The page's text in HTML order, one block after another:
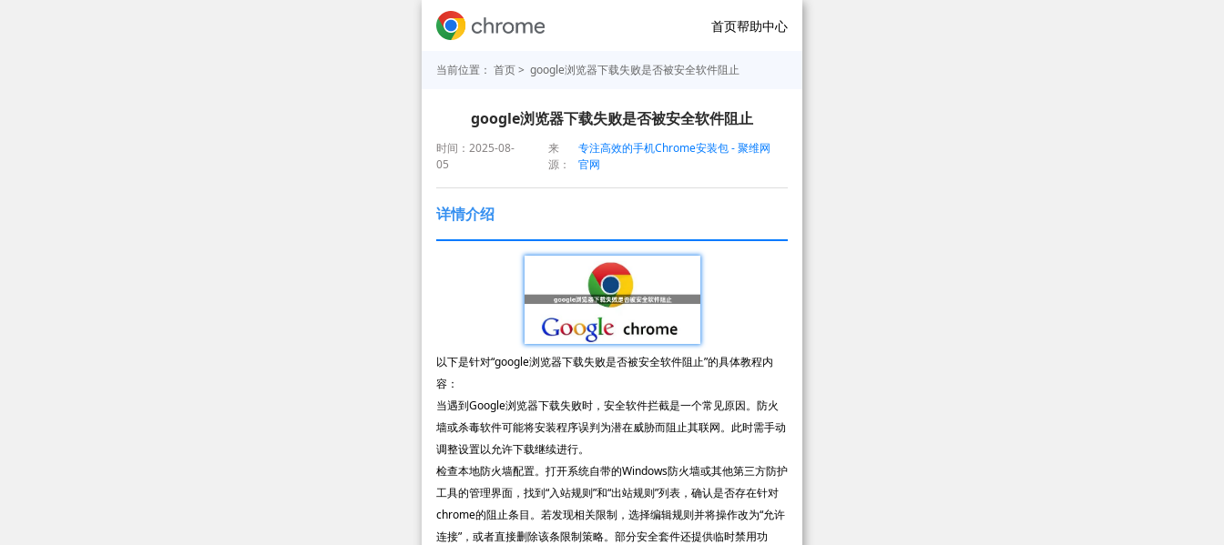
首页帮助中心
当前位置： 首页> google浏览器下载失败是否被安全软件阻止
google浏览器下载失败是否被安全软件阻止
时间：2025-08-
05
来
源：
专注高效的手机Chrome安装包 - 聚维网
官网
详情介绍
以下是针对“google浏览器下载失败是否被安全软件阻止”的具体教程内
容：
当遇到Google浏览器下载失败时，安全软件拦截是一个常见原因。防火
墙或杀毒软件可能将安装程序误判为潜在威胁而阻止其联网。此时需手动
调整设置以允许下载继续进行。
检查本地防火墙配置。打开系统自带的Windows防火墙或其他第三方防护
工具的管理界面，找到“入站规则”和“出站规则”列表，确认是否存在针对
chrome的阻止条目。若发现相关限制，选择编辑规则并将操作改为“允许
连接”，或者直接删除该条限制策略。部分安全套件还提供临时禁用功